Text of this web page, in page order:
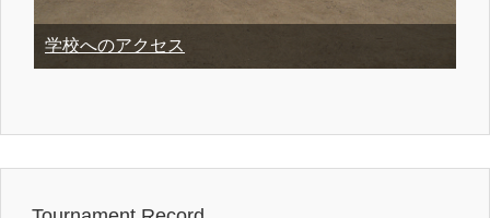
学校へのアクセス